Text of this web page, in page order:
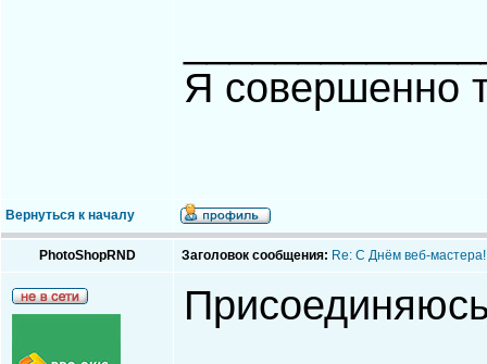
Я совершенно
Вернуться к началу
PhotoShopRND Заголовок сообщения: Re: С Днём веб-мастера!